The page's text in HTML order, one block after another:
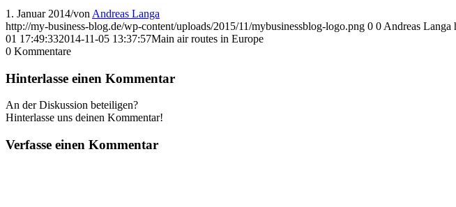
1. Januar 2014/von Andreas Langa
http://my-business-blog.de/wp-content/uploads/2015/11/mybusinessblog-logo.png 0 0 Andreas Langa
01 17:49:332014-11-05 13:37:57Main air routes in Europe
0 Kommentare
Hinterlasse einen Kommentar
An der Diskussion beteiligen?
Hinterlasse uns deinen Kommentar!
Verfasse einen Kommentar